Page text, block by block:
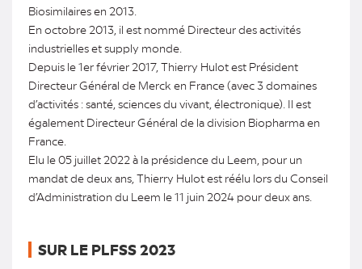
Biosimilaires en 2013.
En octobre 2013, il est nommé Directeur des activités
industrielles et supply monde.
Depuis le 1er février 2017, Thierry Hulot est Président
Directeur Général de Merck en France (avec 3 domaines
d’activités : santé, sciences du vivant, électronique). Il est
également Directeur Général de la division Biopharma en
France.
Elu le 05 juillet 2022 à la présidence du Leem, pour un
mandat de deux ans, Thierry Hulot est réélu lors du Conseil
d’Administration du Leem le 11 juin 2024 pour deux ans.
SUR LE PLFSS 2023